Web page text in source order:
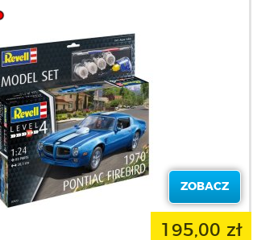
ZOBACZ
195,00 zł